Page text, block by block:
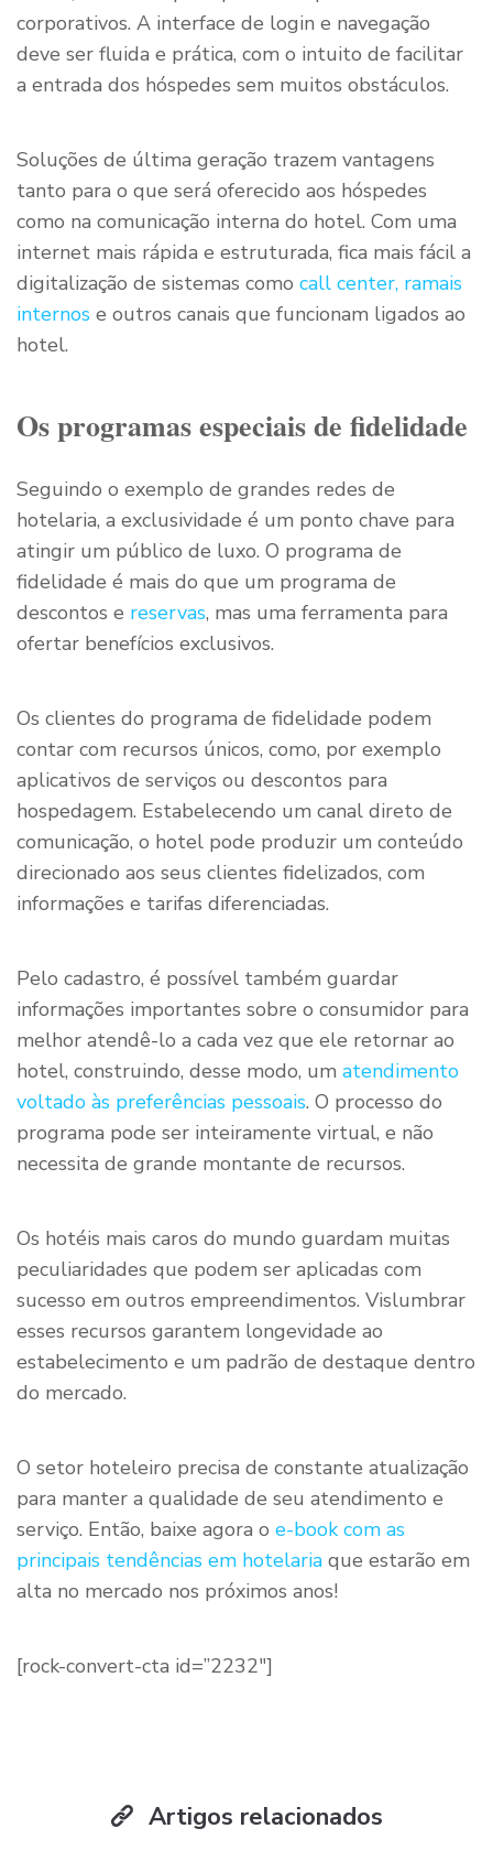
corporativos. A interface de login e navegação
deve ser fluida e prática, com o intuito de facilitar
a entrada dos hóspedes sem muitos obstáculos.
Soluções de última geração trazem vantagens
tanto para o que será oferecido aos hóspedes
como na comunicação interna do hotel. Com uma
internet mais rápida e estruturada, fica mais fácil a
digitalização de sistemas como call center, ramais
internos e outros canais que funcionam ligados ao
hotel.
Os programas especiais de fidelidade
Seguindo o exemplo de grandes redes de
hotelaria, a exclusividade é um ponto chave para
atingir um público de luxo. O programa de
fidelidade é mais do que um programa de
descontos e reservas, mas uma ferramenta para
ofertar benefícios exclusivos.
Os clientes do programa de fidelidade podem
contar com recursos únicos, como, por exemplo
aplicativos de serviços ou descontos para
hospedagem. Estabelecendo um canal direto de
comunicação, o hotel pode produzir um conteúdo
direcionado aos seus clientes fidelizados, com
informações e tarifas diferenciadas.
Pelo cadastro, é possível também guardar
informações importantes sobre o consumidor para
melhor atendê-lo a cada vez que ele retornar ao
hotel, construindo, desse modo, um atendimento
voltado às preferências pessoais. O processo do
programa pode ser inteiramente virtual, e não
necessita de grande montante de recursos.
Os hotéis mais caros do mundo guardam muitas
peculiaridades que podem ser aplicadas com
sucesso em outros empreendimentos. Vislumbrar
esses recursos garantem longevidade ao
estabelecimento e um padrão de destaque dentro
do mercado.
O setor hoteleiro precisa de constante atualização
para manter a qualidade de seu atendimento e
serviço. Então, baixe agora o e-book com as
principais tendências em hotelaria que estarão em
alta no mercado nos próximos anos!
[rock-convert-cta id=”2232″]
Artigos relacionados